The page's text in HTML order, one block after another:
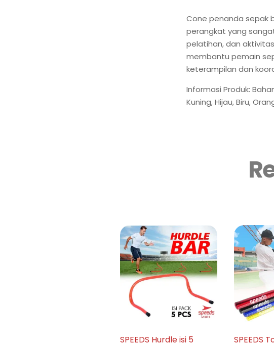
Cone penanda sepak
perangkat yang
pelatihan, dan
membantu pemain
keterampilan dan
Informasi Produk:
Kuning, Hijau, Biru,
SPEEDS Hurdle isi 5
SPEEDS